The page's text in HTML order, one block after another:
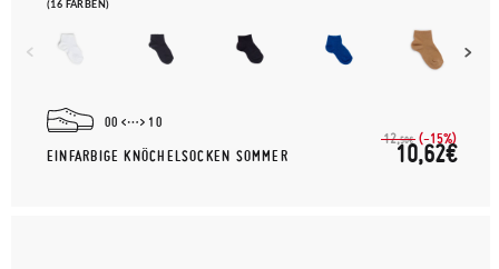
(16 FARBEN)
00 10
EINFARBIGE KNÖCHELSOCKEN SOMMER
12,50€ (-15%)
10,62€